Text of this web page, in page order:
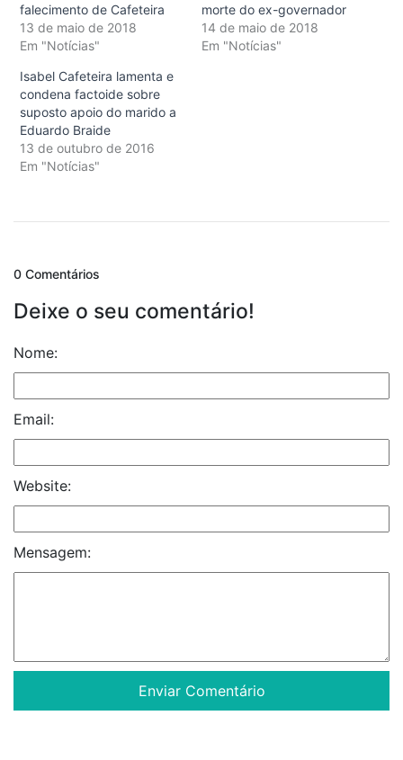
falecimento de Cafeteira
13 de maio de 2018
Em "Notícias"
morte do ex-governador
14 de maio de 2018
Em "Notícias"
Isabel Cafeteira lamenta e
condena factoide sobre
suposto apoio do marido a
Eduardo Braide
13 de outubro de 2016
Em "Notícias"
0 Comentários
Deixe o seu comentário!
Nome:
Email:
Website:
Mensagem: